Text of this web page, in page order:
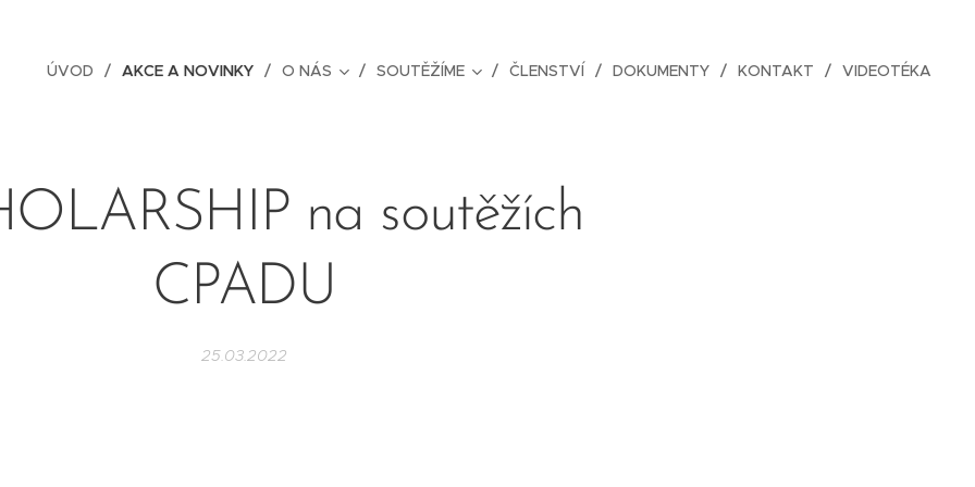
ÚVOD AKCE A NOVINKY O NÁS SOUTĚŽÍME ČLENSTVÍ DOKUMENTY KONTAKT VIDEOTÉKA
na soutěžích
CPADU
25.03.2022